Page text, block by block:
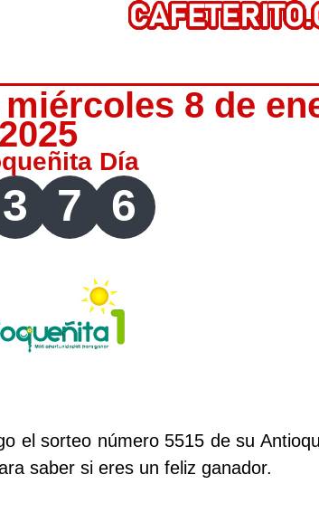
8 de
2025
Día
3 7 6
el sorteo número 5515 de su
saber si eres un feliz ganador.